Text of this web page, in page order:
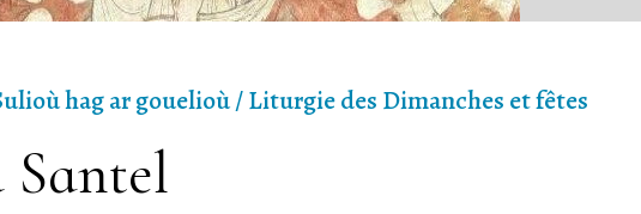
hag ar gouelioù / Liturgie des Dimanches et fêtes